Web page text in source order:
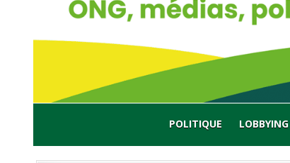
POLITIQUE LOBBYING